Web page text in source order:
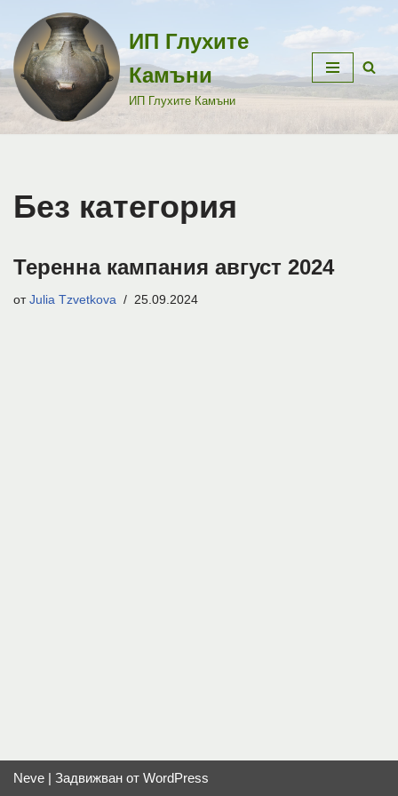
Продължете
към
съдържанието
ИП Глухите
Камъни
ИП Глухите Камъни
Без категория
Теренна кампания август 2024
от Julia Tzvetkova 25.09.2024
Neve | Задвижван от WordPress